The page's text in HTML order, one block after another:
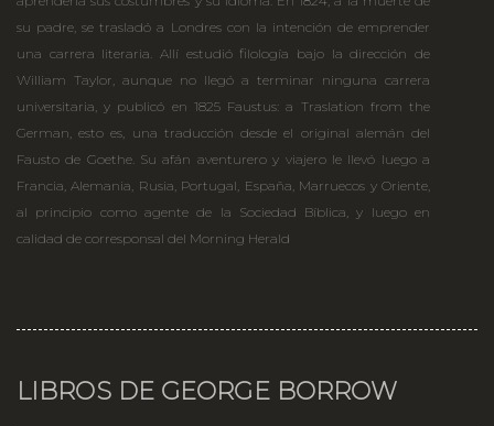
su padre, se trasladó a Londres con la intención de emprender
una carrera literaria. Allí estudió filología bajo la dirección de
William Taylor, aunque no llegó a terminar ninguna carrera
universitaria, y publicó en 1825 Faustus: a Traslation from the
German, esto es, una traducción desde el original alemán del
Fausto de Goethe. Su afán aventurero y viajero le llevó luego a
Francia, Alemania, Rusia, Portugal, España, Marruecos y Oriente,
al principio como agente de la Sociedad Bíblica, y luego en
calidad de corresponsal del Morning Herald
LIBROS DE GEORGE BORROW